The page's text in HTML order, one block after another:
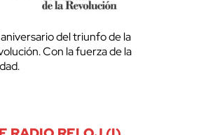
del triunfo de la
Con la fuerza de la